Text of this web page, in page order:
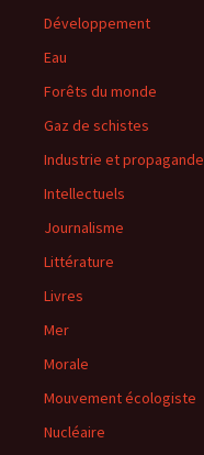
Développement
Eau
Forêts du monde
Gaz de schistes
Industrie et propagande
Intellectuels
Journalisme
Littérature
Livres
Mer
Morale
Mouvement écologiste
Nucléaire